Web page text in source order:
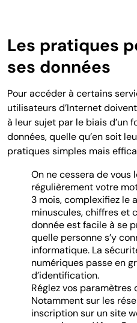
Les pratiques
ses données
Pour accéder à certains
utilisateurs d’Internet
à leur sujet par le biais d’un
données, quelle qu’en soit
pratiques simples mais
On ne cessera de vous
régulièrement votre
3 mois, complexifiez le
minuscules, chiffres et
donnée est facile à se
quelle personne s’y
informatique. La
numériques passe en
d’identification.
Réglez vos
Notamment sur les
inscription sur un site